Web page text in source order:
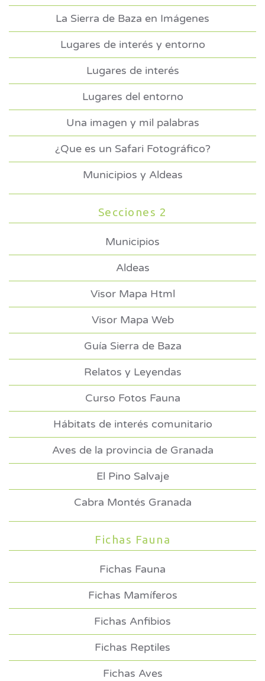
La Sierra de Baza en Imágenes
Lugares de interés y entorno
Lugares de interés
Lugares del entorno
Una imagen y mil palabras
¿Que es un Safari Fotográfico?
Municipios y Aldeas
Secciones 2
Municipios
Aldeas
Visor Mapa Html
Visor Mapa Web
Guía Sierra de Baza
Relatos y Leyendas
Curso Fotos Fauna
Hábitats de interés comunitario
Aves de la provincia de Granada
El Pino Salvaje
Cabra Montés Granada
Fichas Fauna
Fichas Fauna
Fichas Mamíferos
Fichas Anfibios
Fichas Reptiles
Fichas Aves